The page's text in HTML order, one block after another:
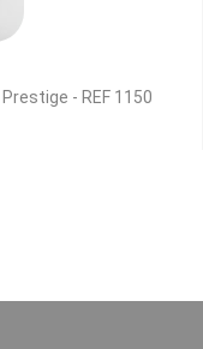
- REF 1150